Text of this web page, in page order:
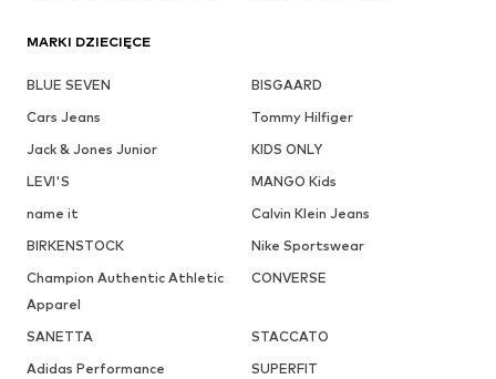
MARKI DZIECIĘCE
BLUE SEVEN
BISGAARD
Cars Jeans
Tommy Hilfiger
Jack & Jones Junior
KIDS ONLY
LEVI'S
MANGO Kids
name it
Calvin Klein Jeans
BIRKENSTOCK
Nike Sportswear
Champion Authentic Athletic
Apparel
CONVERSE
SANETTA
STACCATO
Adidas Performance
SUPERFIT